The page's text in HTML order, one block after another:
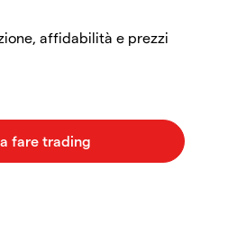
affidabilità e prezzi